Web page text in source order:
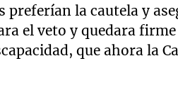
preferían la cautela y
el veto y quedara firme
que ahora la